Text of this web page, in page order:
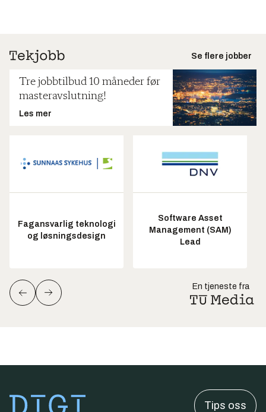
Se flere jobber
Tre jobbtilbud 10 måneder før
masteravslutning!
Les mer
Fagansvarlig teknologi
og løsningsdesign
Software Asset
Management (SAM)
Lead
En tjeneste fra
Tips oss